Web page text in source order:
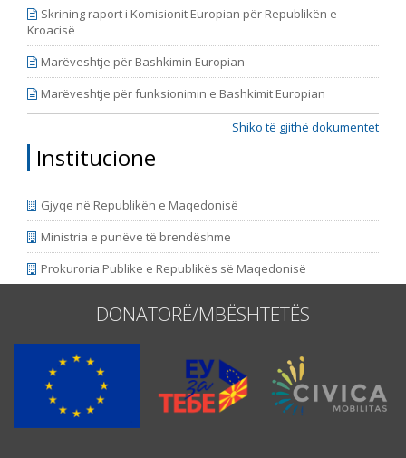
Skrining raport i Komisionit Europian për Republikën e
Kroacisë
Marëveshtje për Bashkimin Europian
Marëveshtje për funksionimin e Bashkimit Europian
Shiko të gjithë dokumentet
Institucione
Gjyqe në Republikën e Maqedonisë
Ministria e punëve të brendëshme
Prokuroria Publike e Republikës së Maqedonisë
DONATORË/MBËSHTETËS